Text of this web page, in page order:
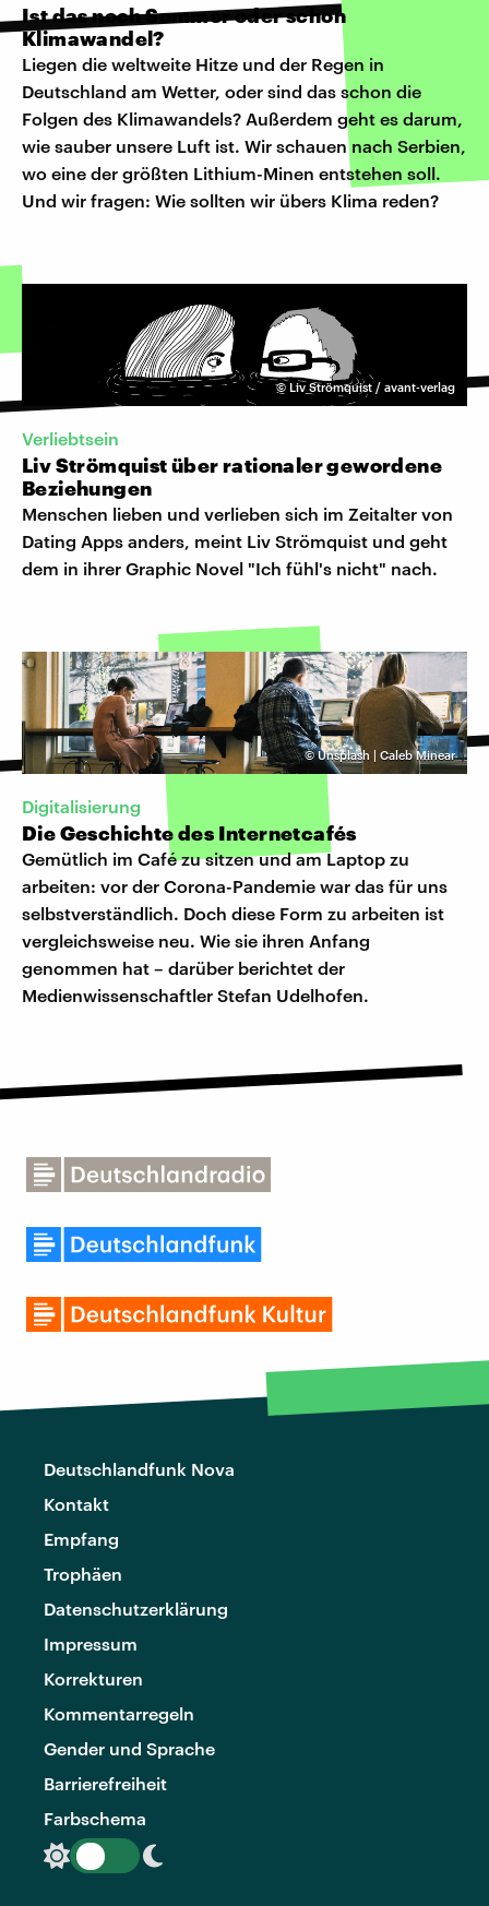
Ist das noch Sommer oder schon
Klimawandel?
Liegen die weltweite Hitze und der Regen in
Deutschland am Wetter, oder sind das schon die
Folgen des Klimawandels? Außerdem geht es darum,
wie sauber unsere Luft ist. Wir schauen nach Serbien,
wo eine der größten Lithium-Minen entstehen soll.
Und wir fragen: Wie sollten wir übers Klima reden?
© Liv Strömquist / avant-verlag
Verliebtsein
Liv Strömquist über rationaler gewordene
Beziehungen
Menschen lieben und verlieben sich im Zeitalter von
Dating Apps anders, meint Liv Strömquist und geht
dem in ihrer Graphic Novel "Ich fühl's nicht" nach.
©Unsplash | Caleb Minear
Digitalisierung
Die Geschichte des Internetcafés
Gemütlich im Café zu sitzen und am Laptop zu
arbeiten: vor der Corona-Pandemie war das für uns
selbstverständlich. Doch diese Form zu arbeiten ist
vergleichsweise neu. Wie sie ihren Anfang
genommen hat – darüber berichtet der
Medienwissenschaftler Stefan Udelhofen.
Deutschlandfunk Nova
Kontakt
Empfang
Trophäen
Datenschutzerklärung
Impressum
Korrekturen
Kommentarregeln
Gender und Sprache
Barrierefreiheit
Farbschema